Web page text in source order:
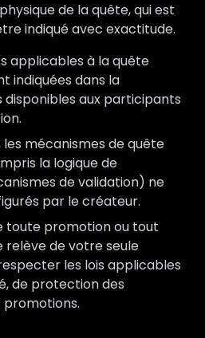
de la quête, qui est
indiqué avec exactitude.
applicables à la quête
indiquées dans la
aux participants
mécanismes de quête
la logique de
de validation) ne
par le créateur.
toute promotion ou tout
relève de votre seule
les lois applicables
de protection des